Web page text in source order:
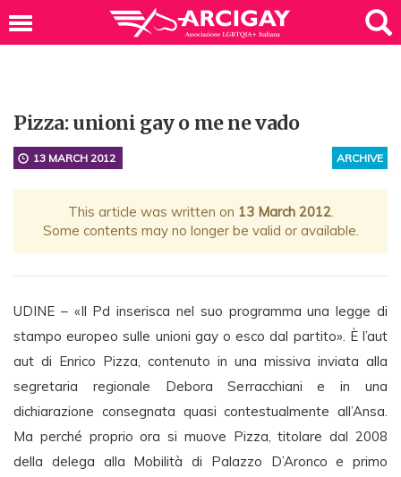
Pizza: unioni gay o me ne vado
ARCHIVE
13 MARCH 2012
This article was written on 13 March 2012.
Some contents may no longer be valid or available.
UDINE – «Il Pd inserisca nel suo programma una legge di
stampo europeo sulle unioni gay o esco dal partito». È l’aut
aut di Enrico Pizza, contenuto in una missiva inviata alla
segretaria regionale Debora Serracchiani e in una
dichiarazione consegnata quasi contestualmente all’Ansa.
Ma perché proprio ora si muove Pizza, titolare dal 2008
della delega alla Mobilità di Palazzo D’Aronco e primo